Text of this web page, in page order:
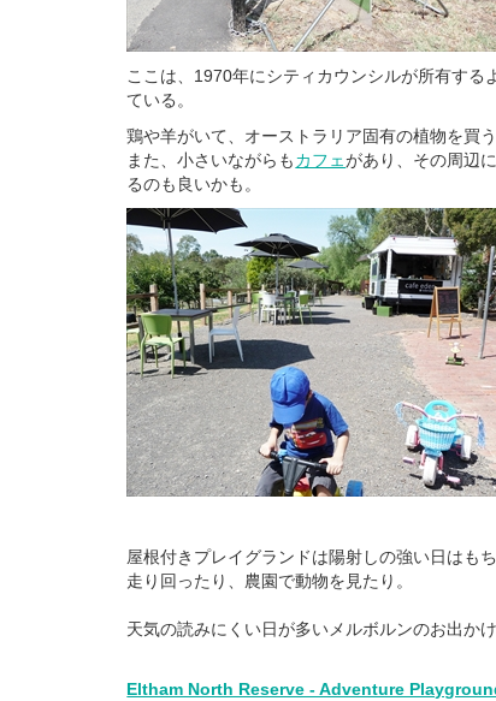
ここは、1970年にシティカウンシルが所有す
ている。
鶏や羊がいて、オーストラリア固有の植物を買う
また、小さいながらもカフェがあり、その周辺
るのも良いかも。
屋根付きプレイグランドは陽射しの強い日はも
走り回ったり、農園で動物を見たり。
天気の読みにくい日が多いメルボルンのお出かけ
Eltham North Reserve - Adventure